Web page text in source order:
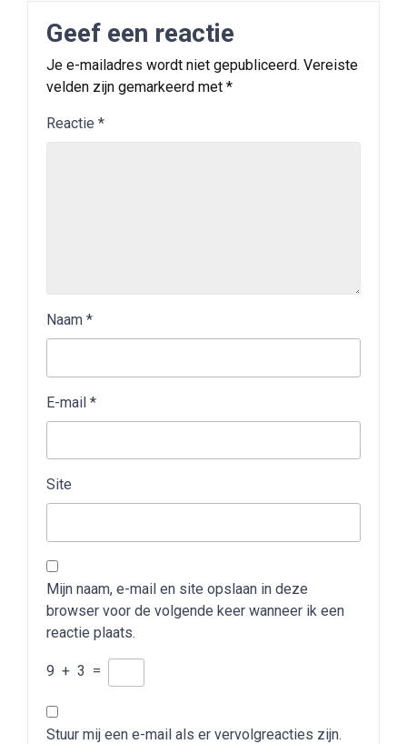
Geef een reactie
Je e-mailadres wordt niet gepubliceerd. Vereiste
velden zijn gemarkeerd met *
Reactie *
Naam *
E-mail *
Site
Mijn naam, e-mail en site opslaan in deze
browser voor de volgende keer wanneer ik een
reactie plaats.
9 + 3 =
Stuur mij een e-mail als er vervolgreacties zijn.